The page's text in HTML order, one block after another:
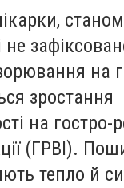
не
на
зростання
на гостро-
(ГРВІ).
тепло й